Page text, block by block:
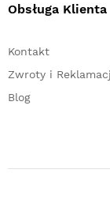
Obsługa Klienta
Kontakt
Zwroty i
Blog